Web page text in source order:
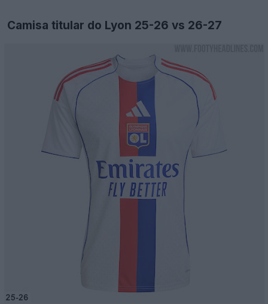
Camisa titular do Lyon 25-26 vs 26-27